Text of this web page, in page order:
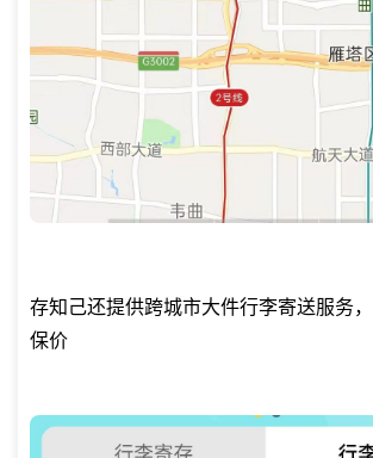
存知己还提供跨城市大件行李寄送服务
保价